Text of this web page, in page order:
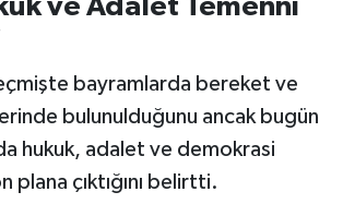
ve Adalet Temenni
bayramlarda bereket ve
bulunulduğunu ancak bugün
hukuk, adalet ve demokrasi
plana çıktığını belirtti.